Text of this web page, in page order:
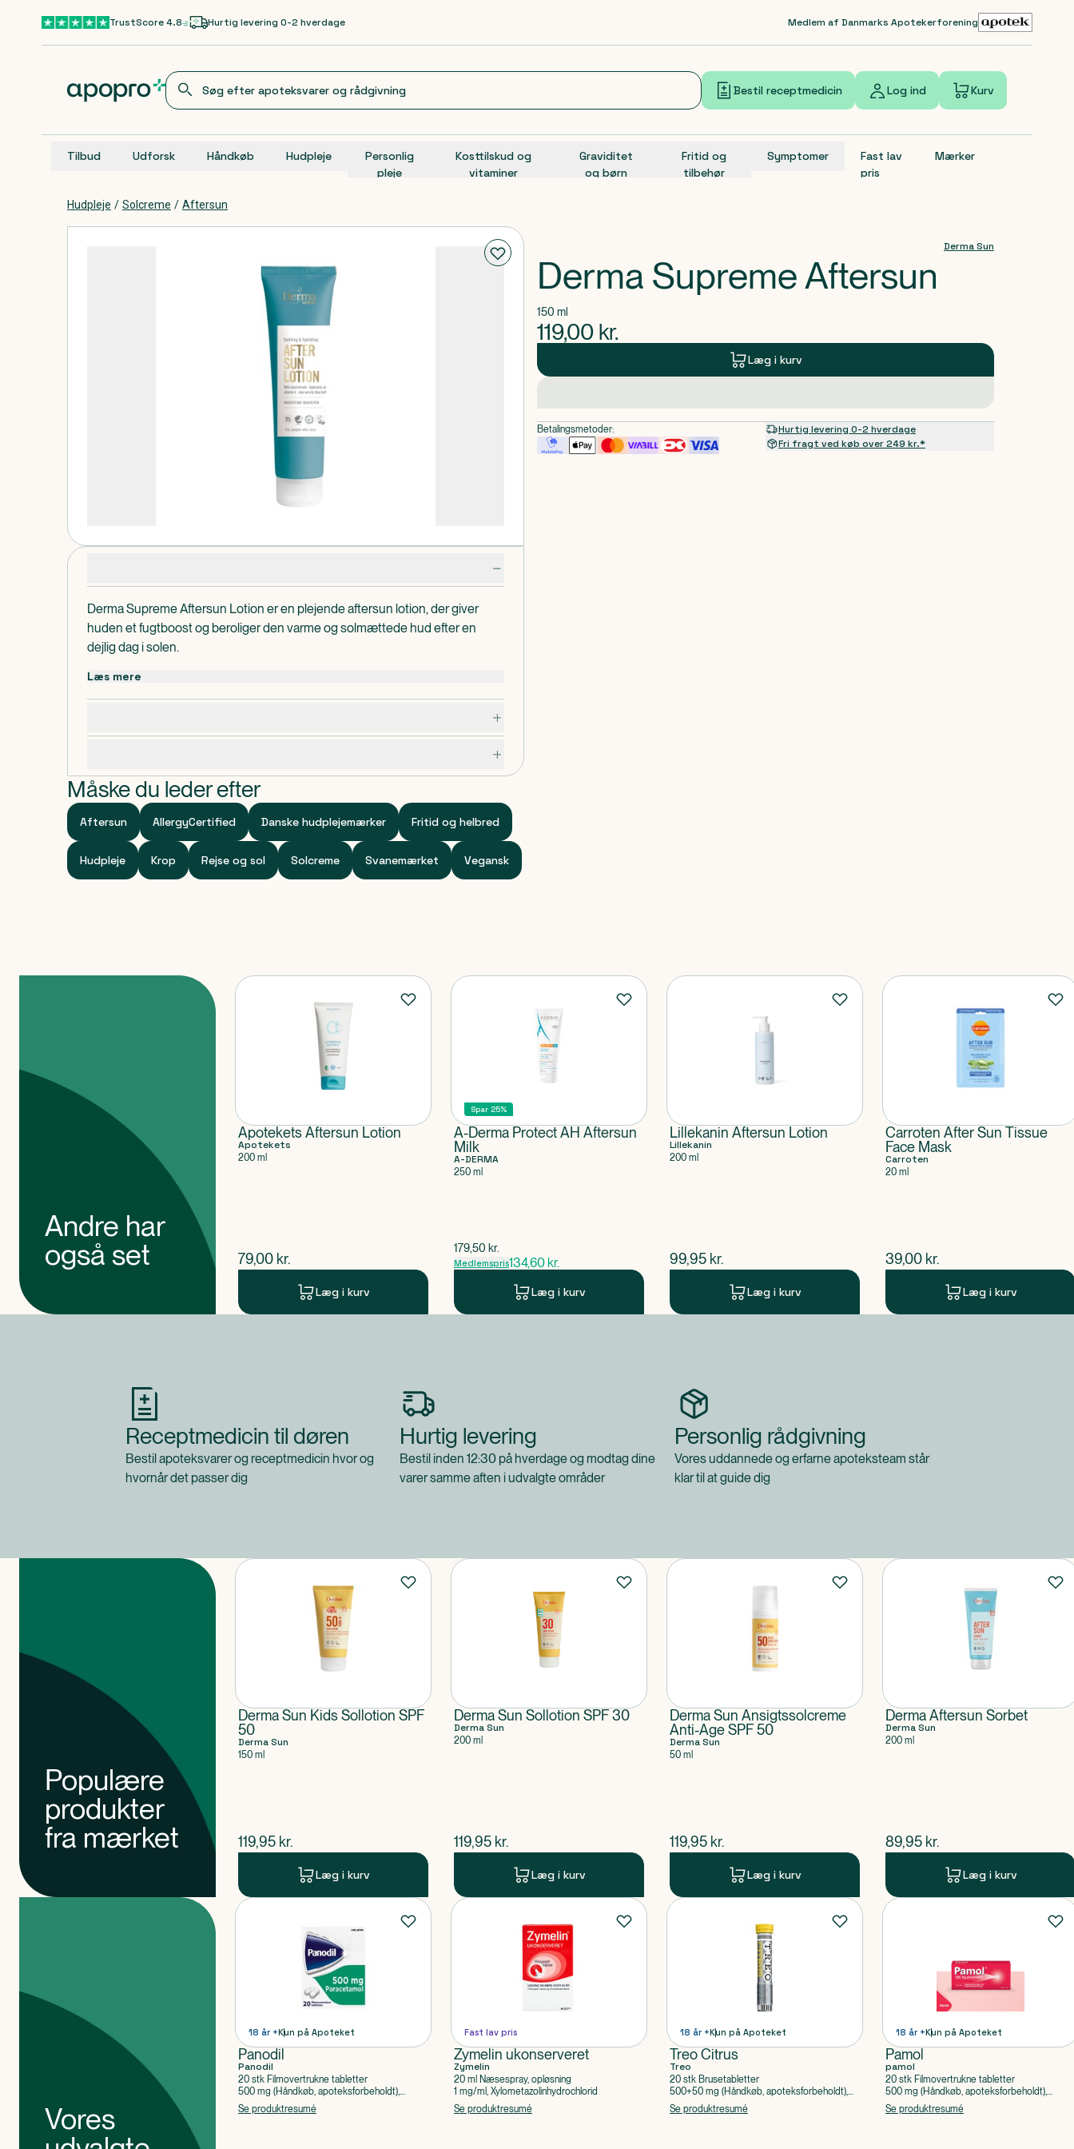
Gå til hovedindholdTrustScore 4.8 Hurtig levering 0-2 hverdage Medlem af Danmarks Apotekerforening
Bestil receptmedicin Log ind Kurv
Tilbud Udforsk Håndkøb Hudpleje
Personlig
pleje
Kosttilskud og
vitaminer
Graviditet
og børn
Fritid og
tilbehør
Symptomer
Fast lav
pris
Mærker
Hudpleje / Solcreme / Aftersun
Derma Supreme Aftersun Lotion er en plejende aftersun lotion, der giver
huden et fugtboost og beroliger den varme og solmættede hud efter en
dejlig dag i solen.
Læs mere
Måske du leder efter
Aftersun AllergyCertified Danske hudplejemærker Fritid og helbred
Hudpleje Krop Rejse og sol Solcreme Svanemærket Vegansk
Derma Sun
Derma Supreme Aftersun
150 ml
119,00 kr.
Læg i kurv
Betalingsmetoder:
Hurtig levering 0-2 hverdage
Fri fragt ved køb over 249 kr.*
Andre har
også set
Apotekets Aftersun Lotion
Apotekets
200 ml
$nuværende pris
79,00 kr.
Læg i kurv
Spar 25%
A-Derma Protect AH Aftersun
Milk
A-DERMA
250 ml
$gammel pris
179,50 kr.
Medlemspris134,60 kr.
Læg i kurv
Lillekanin Aftersun Lotion
Lillekanin
200 ml
$nuværende pris
99,95 kr.
Læg i kurv
Carroten After Sun Tissue
Face Mask
Carroten
20 ml
$nuværende pris
39,00 kr.
Læg i kurv
Receptmedicin til døren
Bestil apoteksvarer og receptmedicin hvor og
hvornår det passer dig
Hurtig levering
Bestil inden 12:30 på hverdage og modtag dine
varer samme aften i udvalgte områder
Personlig rådgivning
Vores uddannede og erfarne apoteksteam står
klar til at guide dig
Populære
produkter
fra mærket
Derma Sun Kids Sollotion SPF
50
Derma Sun
150 ml
$nuværende pris
119,95 kr.
Læg i kurv
Derma Sun Sollotion SPF 30
Derma Sun
200 ml
$nuværende pris
119,95 kr.
Læg i kurv
Derma Sun Ansigtssolcreme
Anti-Age SPF 50
Derma Sun
50 ml
$nuværende pris
119,95 kr.
Læg i kurv
Derma Aftersun Sorbet
Derma Sun
200 ml
$nuværende pris
89,95 kr.
Læg i kurv
Vores
18 år +Kun på Apoteket
Panodil
Panodil
20 stk Filmovertrukne tabletter
500 mg (Håndkøb, apoteksforbeholdt),
Paracetamol
Se produktresumé
Fast lav pris
Zymelin ukonserveret
Zymelin
20 ml Næsespray, opløsning
1 mg/ml, Xylometazolinhydrochlorid
Se produktresumé
18 år +Kun på Apoteket
Treo Citrus
Treo
20 stk Brusetabletter
500+50 mg (Håndkøb, apoteksforbeholdt),
Acetylsalicylsyre, Caffein
Se produktresumé
18 år +Kun på Apoteket
Pamol
pamol
20 stk Filmovertrukne tabletter
500 mg (Håndkøb, apoteksforbeholdt),
Paracetamol
Se produktresumé